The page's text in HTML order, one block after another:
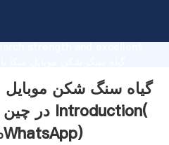
strength and excellent
customers.
گیاه سنگ شکن موبایل
در چین به فروش داغ است Introduction(
WhatsApp)